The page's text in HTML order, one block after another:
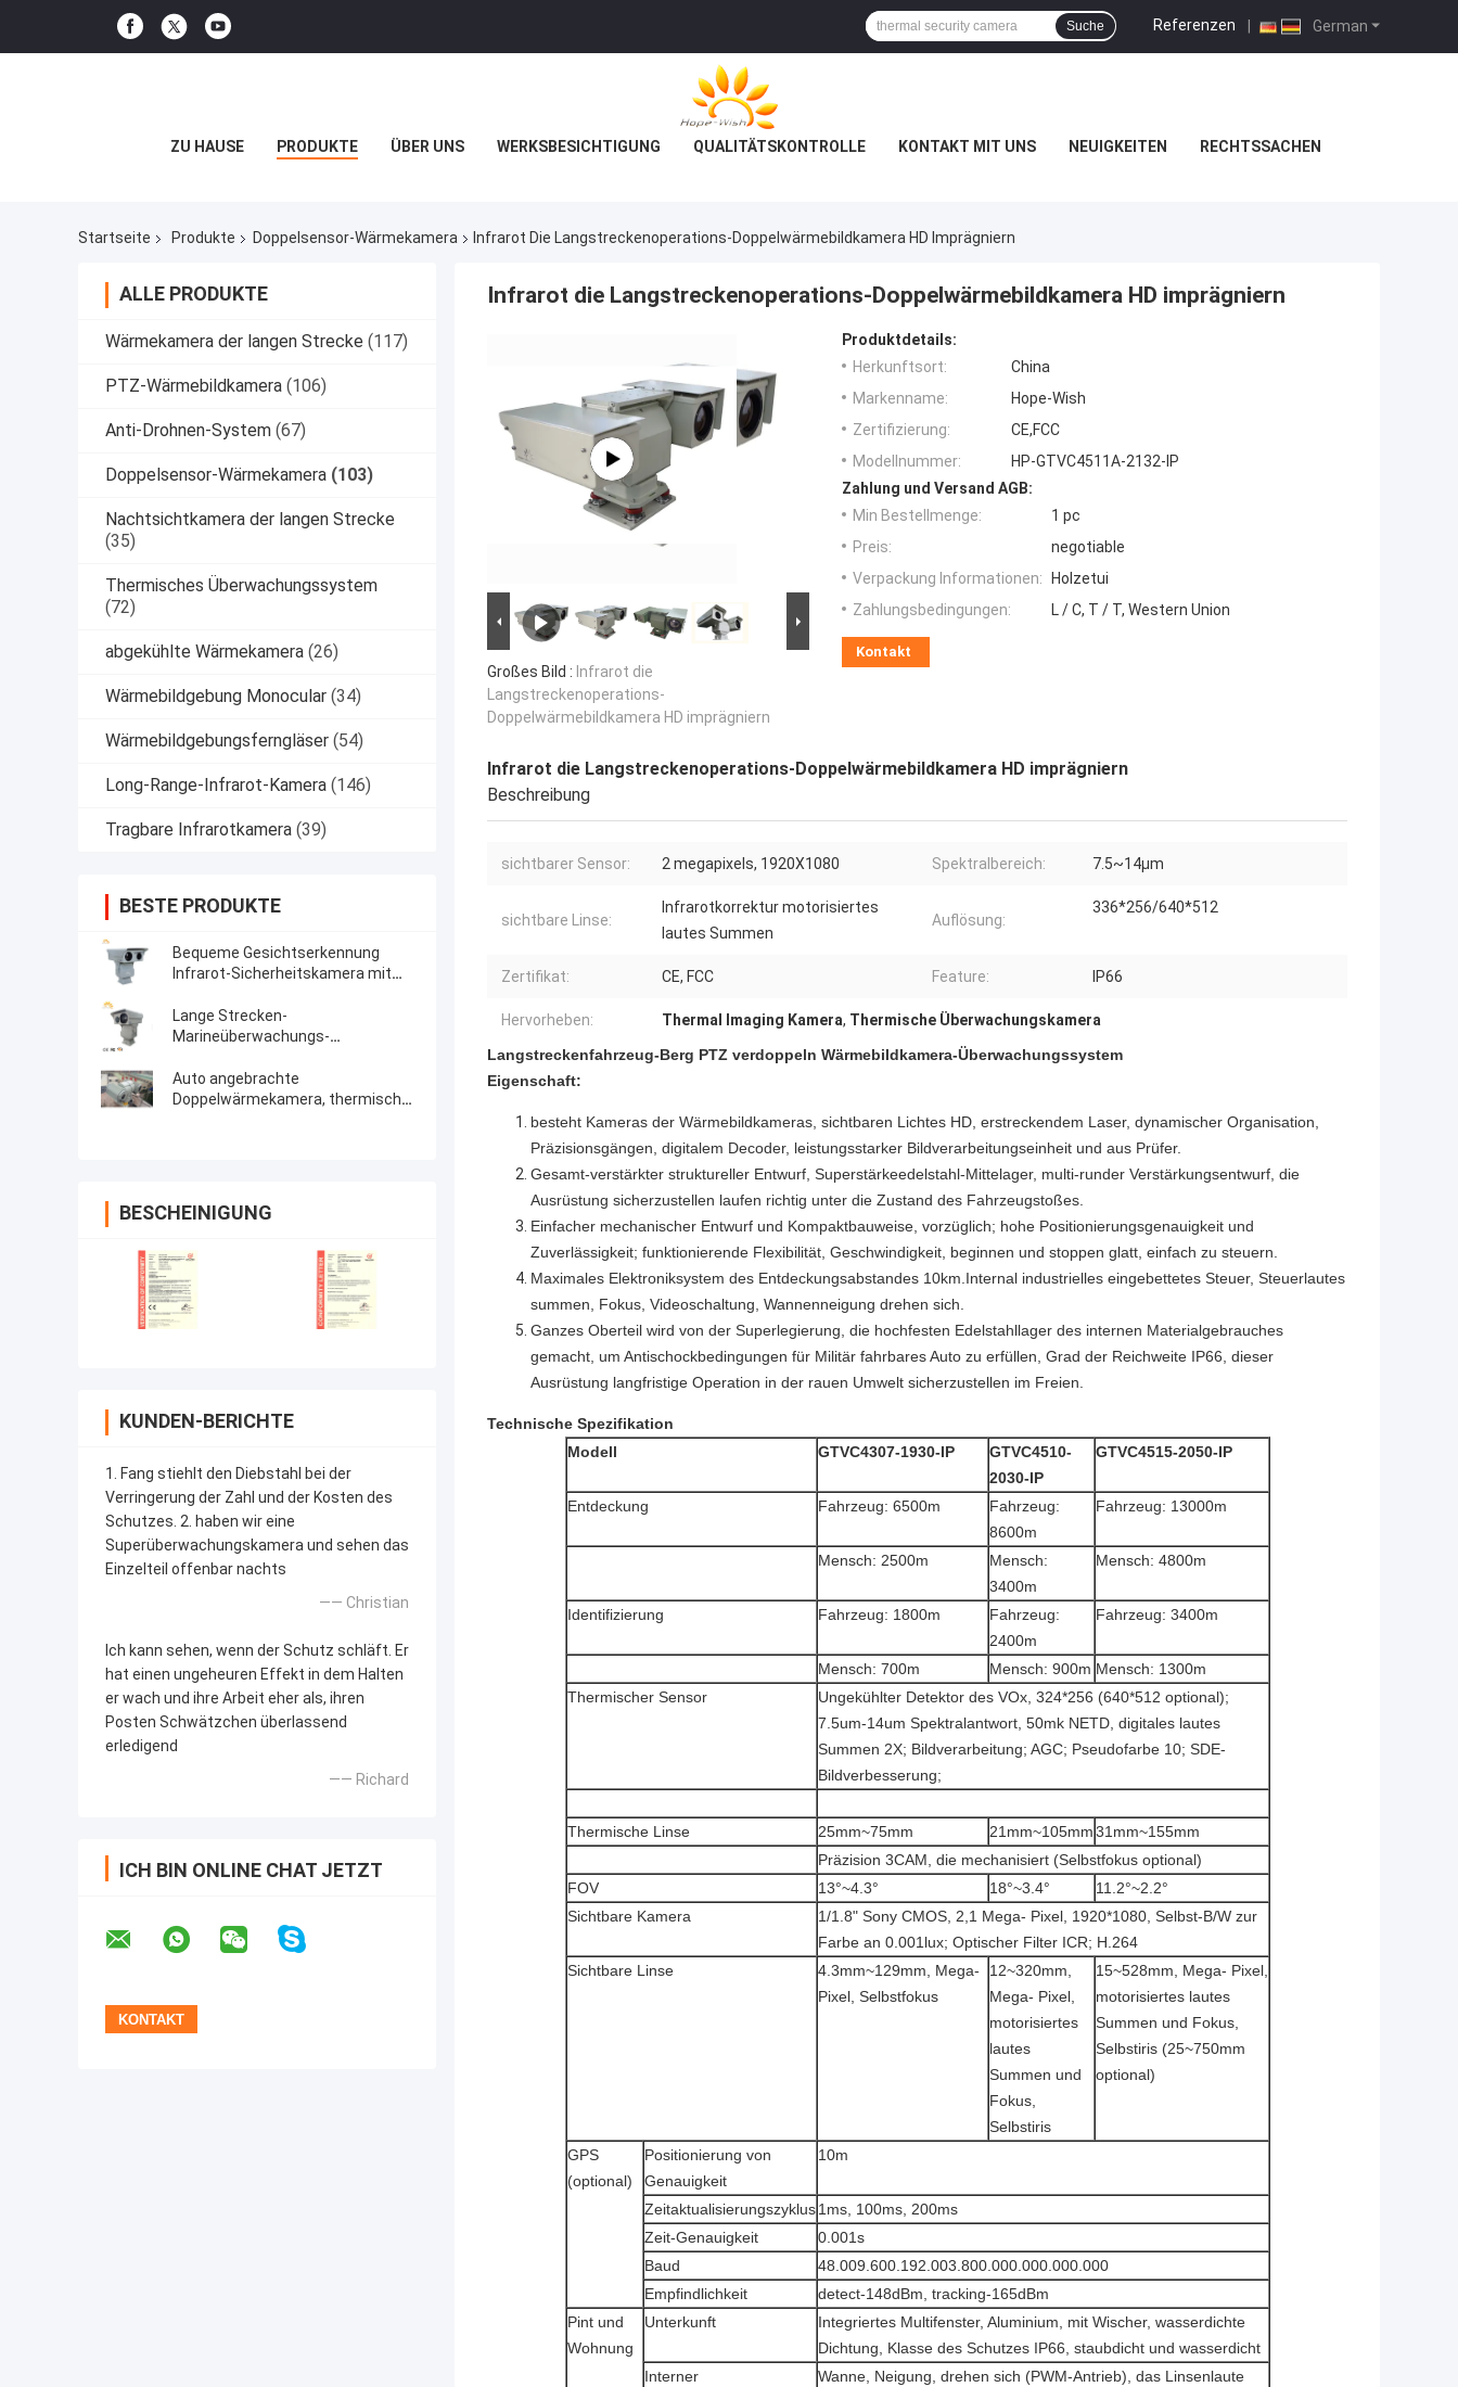
German
Referenzen |
Suche
ZU HAUSE PRODUKTE ÜBER UNS WERKSBESICHTIGUNG QUALITÄTSKONTROLLE KONTAKT MIT UNS NEUIGKEITEN RECHTSSACHEN
Startseite Produkte Doppelsensor-Wärmekamera Infrarot Die Langstreckenoperations-Doppelwärmebildkamera HD Imprägniern
ALLE PRODUKTE
Wärmekamera der langen Strecke (117)
PTZ-Wärmebildkamera (106)
Anti-Drohnen-System (67)
Doppelsensor-Wärmekamera (103)
Nachtsichtkamera der langen Strecke
(35)
Thermisches Überwachungssystem
(72)
abgekühlte Wärmekamera (26)
Wärmebildgebung Monocular (34)
Wärmebildgebungsferngläser (54)
Long-Range-Infrarot-Kamera (146)
Tragbare Infrarotkamera (39)
BESTE PRODUKTE
Bequeme Gesichtserkennung
Infrarot-Sicherheitskamera mit
Lange Strecken-
Marineüberwachungs-
Nachtsicht
Auto angebrachte
Doppelwärmekamera, thermische
BESCHEINIGUNG
KUNDEN-BERICHTE
1. Fang stiehlt den Diebstahl bei der
Verringerung der Zahl und der Kosten des
Schutzes. 2. haben wir eine
Superüberwachungskamera und sehen das
Einzelteil offenbar nachts
—— Christian
Ich kann sehen, wenn der Schutz schläft. Er
hat einen ungeheuren Effekt in dem Halten
er wach und ihre Arbeit eher als, ihren
Posten Schwätzchen überlassend
erledigend
—— Richard
ICH BIN ONLINE CHAT JETZT
Infrarot die Langstreckenoperations-Doppelwärmebildkamera HD imprägniern
Großes Bild : Infrarot die
Langstreckenoperations-
Doppelwärmebildkamera HD imprägniern
Produktdetails:
Herkunftsort:
China
Markenname:
Hope-Wish
Zertifizierung:
CE,FCC
Modellnummer:
HP-GTVC4511A-2132-IP
Zahlung und Versand AGB:
Min Bestellmenge:
1 pc
Preis:
negotiable
Verpackung Informationen:
Holzetui
Zahlungsbedingungen:
L / C, T / T, Western Union
Kontakt
Infrarot die Langstreckenoperations-Doppelwärmebildkamera HD imprägniern
Beschreibung
sichtbarer Sensor: 2 megapixels, 1920X1080 Spektralbereich: 7.5~14μm
sichtbare Linse:
Infrarotkorrektur motorisiertes
lautes Summen
Auflösung:
336*256/640*512
Zertifikat: CE, FCC Feature: IP66
Hervorheben: Thermal Imaging Kamera, Thermische Überwachungskamera
Langstreckenfahrzeug-Berg PTZ verdoppeln Wärmebildkamera-Überwachungssystem
Eigenschaft:
besteht Kameras der Wärmebildkameras, sichtbaren Lichtes HD, erstreckendem Laser, dynamischer Organisation,
Präzisionsgängen, digitalem Decoder, leistungsstarker Bildverarbeitungseinheit und aus Prüfer.
Gesamt-verstärkter struktureller Entwurf, Superstärkeedelstahl-Mittelager, multi-runder Verstärkungsentwurf, die
Ausrüstung sicherzustellen laufen richtig unter die Zustand des Fahrzeugstoßes.
Einfacher mechanischer Entwurf und Kompaktbauweise, vorzüglich; hohe Positionierungsgenauigkeit und
Zuverlässigkeit; funktionierende Flexibilität, Geschwindigkeit, beginnen und stoppen glatt, einfach zu steuern.
Maximales Elektroniksystem des Entdeckungsabstandes 10km.Internal industrielles eingebettetes Steuer, Steuerlautes
summen, Fokus, Videoschaltung, Wannenneigung drehen sich.
Ganzes Oberteil wird von der Superlegierung, die hochfesten Edelstahllager des internen Materialgebrauches
gemacht, um Antischockbedingungen für Militär fahrbares Auto zu erfüllen, Grad der Reichweite IP66, dieser
Ausrüstung langfristige Operation in der rauen Umwelt sicherzustellen im Freien.
Technische Spezifikation
Modell
GTVC4307-1930-IP
GTVC4510-
2030-IP
GTVC4515-2050-IP
Entdeckung Fahrzeug: 6500m
Fahrzeug:
8600m
Fahrzeug: 13000m
Mensch: 2500m
Mensch:
3400m
Mensch: 4800m
Identifizierung Fahrzeug: 1800m
Fahrzeug:
2400m
Fahrzeug: 3400m
Mensch: 700m Mensch: 900m Mensch: 1300m
Thermischer Sensor
Ungekühlter Detektor des VOx, 324*256 (640*512 optional);
7.5um-14um Spektralantwort, 50mk NETD, digitales lautes
Summen 2X; Bildverarbeitung; AGC; Pseudofarbe 10; SDE-
Bildverbesserung;
Thermische Linse 25mm~75mm 21mm~105mm31mm~155mm
Präzision 3CAM, die mechanisiert (Selbstfokus optional)
FOV
13°~4.3° 18°~3.4°
11.2°~2.2°
Sichtbare Kamera
1/1.8" Sony CMOS, 2,1 Mega- Pixel, 1920*1080, Selbst-B/W zur
Farbe an 0.001lux; Optischer Filter ICR; H.264
Sichtbare Linse
4.3mm~129mm, Mega-
Pixel, Selbstfokus
12~320mm,
Mega- Pixel,
motorisiertes
lautes
Summen und
Fokus,
Selbstiris
15~528mm, Mega- Pixel,
motorisiertes lautes
Summen und Fokus,
Selbstiris (25~750mm
optional)
GPS
(optional)
Positionierung von
Genauigkeit
10m
Zeitaktualisierungszyklus 1ms, 100ms, 200ms
Zeit-Genauigkeit
0.001s
Baud
48.009.600.192.003.800.000.000.000.000
Empfindlichkeit
detect-148dBm, tracking-165dBm
Pint und
Wohnung
Unterkunft
Integriertes Multifenster, Aluminium, mit Wischer, wasserdichte
Dichtung, Klasse des Schutzes IP66, staubdicht und wasserdicht
Interner
Wanne, Neigung, drehen sich (PWM-Antrieb), das Linsenlaute